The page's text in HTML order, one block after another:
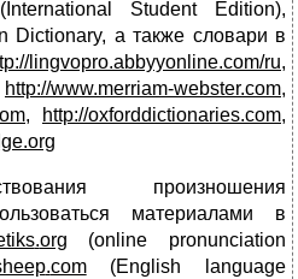
Student Edition),
Dictionary, а также словари в
lingvopro.abbyyonline.com/ru,
http://www.merriam-webster.com,
, http://oxforddictionaries.com,
.org
произношения
материалами в
.org (online pronunciation
.com(English language